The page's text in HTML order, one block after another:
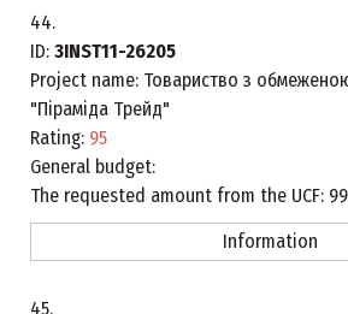
44.
ID: 3INST11-26205
Project name: Товариство з
"Піраміда Трейд"
Rating: 95
General budget:
The requested amount from the UCF:
Information
45.